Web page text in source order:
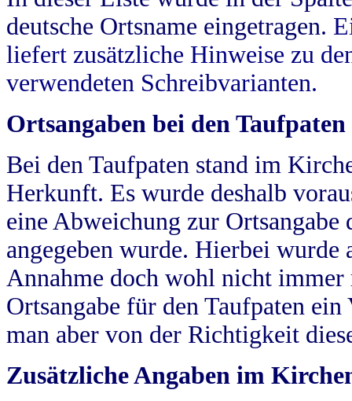
deutsche Ortsname eingetragen.
liefert zusätzliche Hinweise zu
verwendeten Schreibvarianten.
Ortsangaben bei den Taufpaten
Bei den Taufpaten stand im
Herkunft. Es wurde deshalb
eine Abweichung zur
angegeben wurde. Hierbei wurde
Annahme doch wohl nicht
Ortsangabe für den Taufpaten
man aber von der Richtigkeit
Zusätzliche Angaben im